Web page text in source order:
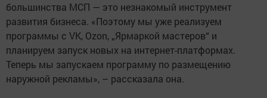
большинства МСП — это незнакомый инструмент
развития бизнеса. «Поэтому мы уже реализуем
программы с VK, Ozon, „Ярмаркой мастеров“ и
планируем запуск новых на интернет-платформах.
Теперь мы запускаем программу по размещению
наружной рекламы», – рассказала она.